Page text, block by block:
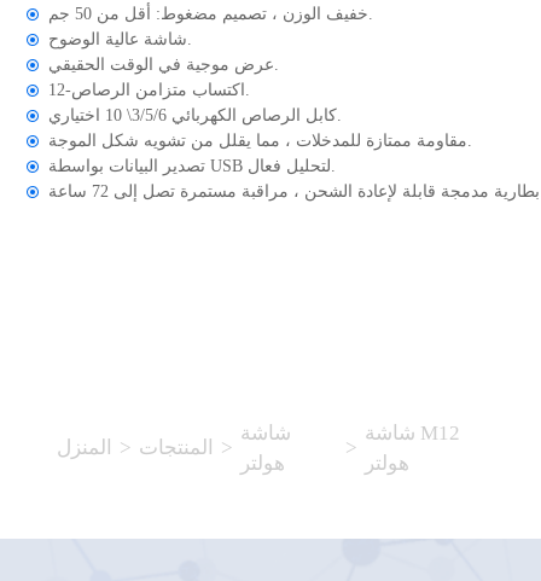
خفيف الوزن ، تصميم مضغوط: أقل من 50 جم.
شاشة عالية الوضوح.
عرض موجية في الوقت الحقيقي.
12-اكتساب متزامن الرصاص.
كابل الرصاص الكهربائي 3/5/6\ 10 اختياري.
مقاومة ممتازة للمدخلات ، مما يقلل من تشويه شكل الموجة.
تصدير البيانات بواسطة USB لتحليل فعال.
المنزل > المنتجات >
شاشة
هولتر
>
شاشة M12
هولتر